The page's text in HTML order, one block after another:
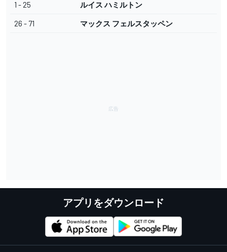
1 - 25 ルイス ハミルトン
26 - 71 マックス フェルスタッペン
アプリをダウンロード